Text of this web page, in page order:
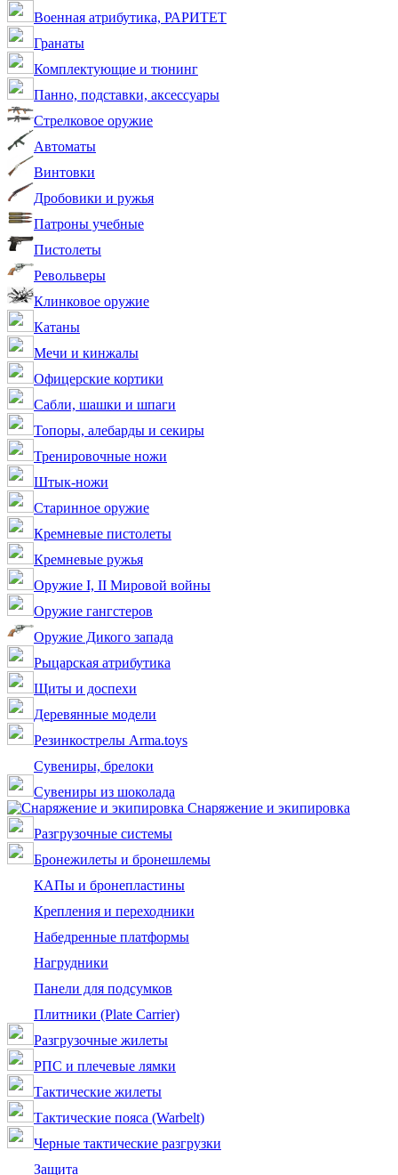
Военная атрибутика, РАРИТЕТ
Гранаты
Комплектующие и тюнинг
Панно, подставки, аксессуары
Стрелковое оружие
Автоматы
Винтовки
Дробовики и ружья
Патроны учебные
Пистолеты
Револьверы
Клинковое оружие
Катаны
Мечи и кинжалы
Офицерские кортики
Сабли, шашки и шпаги
Топоры, алебарды и секиры
Тренировочные ножи
Штык-ножи
Старинное оружие
Кремневые пистолеты
Кремневые ружья
Оружие I, II Мировой войны
Оружие гангстеров
Оружие Дикого запада
Рыцарская атрибутика
Щиты и доспехи
Деревянные модели
Резинкострелы Arma.toys
Сувениры, брелоки
Сувениры из шоколада
Снаряжение и экипировка
Разгрузочные системы
Бронежилеты и бронешлемы
КАПы и бронепластины
Крепления и переходники
Набедренные платформы
Нагрудники
Панели для подсумков
Плитники (Plate Carrier)
Разгрузочные жилеты
РПС и плечевые лямки
Тактические жилеты
Тактические пояса (Warbelt)
Черные тактические разгрузки
Защита